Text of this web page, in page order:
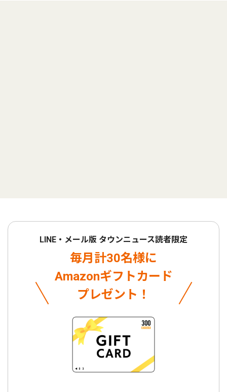
LINE・メール版 タウンニュース読者限定
毎月計30名様に
Amazonギフトカード
プレゼント！